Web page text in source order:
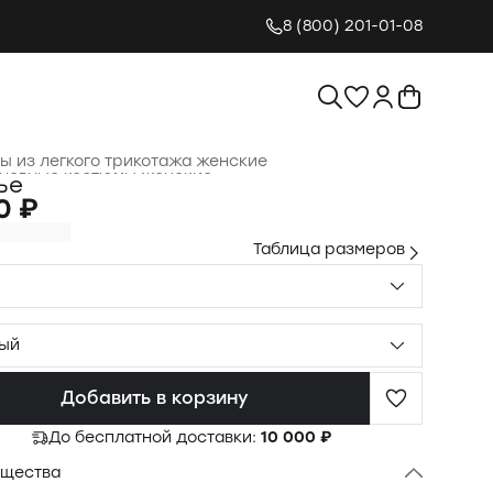
8 (800) 201-01-08
из легкого трикотажа женские
костюмы женские
›
₽
Таблица размеров
Добавить в корзину
До бесплатной доставки: 10 000 ₽